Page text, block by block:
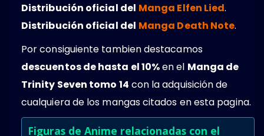
Distribución oficial del Manga Elfen Lied.
Distribución oficial del Manga Death Note.
Por consiguiente tambien destacamos
descuentos de hasta el 10%en el Manga de
Trinity Seven tomo 14 con la adquisición de
cualquiera de los mangas citados en esta pagina.
Figuras de Anime relacionadas con el